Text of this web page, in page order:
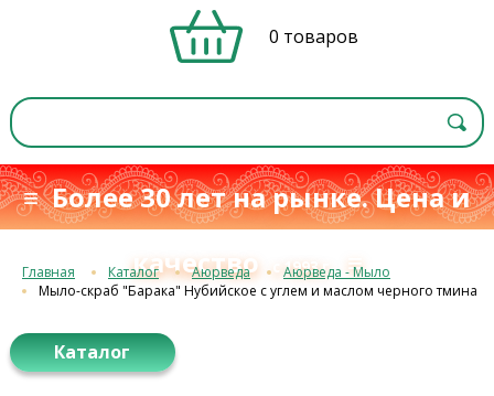
0 товаров
≡ Более 30 лет на рынке. Цена и
качество с 1993 г.≡
Главная Каталог Аюрведа
Аюрведа - Мыло
Мыло-скраб "Барака" Нубийское с углем и маслом черного тмина
Каталог